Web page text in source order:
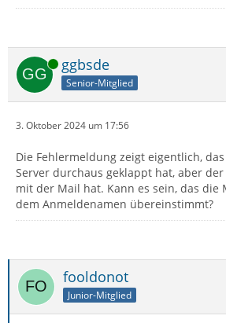
Online ggbsde
Senior-Mitglied
3. Oktober 2024 um 17:56
Die Fehlermeldung zeigt eigentlich,
Server durchaus geklappt hat, aber
mit der Mail hat. Kann es sein, das die
dem Anmeldenamen übereinstimmt?
fooldonot
Junior-Mitglied